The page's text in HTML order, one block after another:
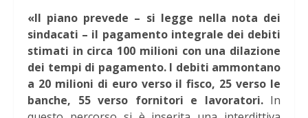
«Il piano prevede – si legge nella nota dei
sindacati – il pagamento integrale dei debiti
stimati in circa 100 milioni con una dilazione
dei tempi di pagamento. I debiti ammontano
a 20 milioni di euro verso il fisco, 25 verso le
banche, 55 verso fornitori e lavoratori.In